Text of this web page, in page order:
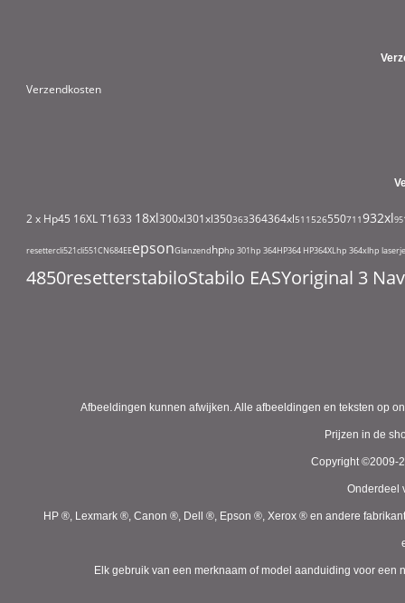
Verzendkosten
2 x Hp45 16XL T1633 18xl300xl301xl350363364364xl511 526550711932xl
resettercli521cli551CN684EEepsonGlanzendhphp 301hp 364HP364 HP364XLhp 364xlhp
4850resetterstabiloStabilo EASYoriginal 3
Afbeeldingen kunnen afwijken. Alle afbeeldingen en teksten op
Prijzen in de
Copyright ©2009-
Onderdeel
HP ®, Lexmark ®, Canon ®, Dell ®, Epson ®, Xerox ® en andere
Elk gebruik van een merknaam of model aanduiding voor